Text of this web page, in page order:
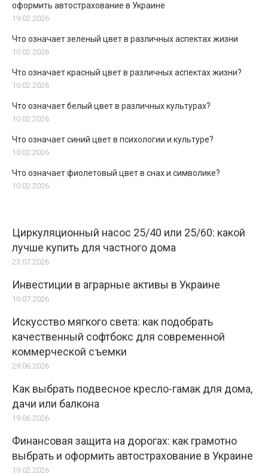
оформить автострахование в Украине
19.02.2026
Что означает зеленый цвет в различных аспектах жизни
10.02.2026
Что означает красный цвет в различных аспектах жизни?
10.02.2026
Что означает белый цвет в различных культурах?
10.02.2026
Что означает синий цвет в психологии и культуре?
10.02.2026
Что означает фиолетовый цвет в снах и символике?
10.02.2026
Циркуляционный насос 25/40 или 25/60: какой
лучше купить для частного дома
23.07.2026
Инвестиции в аграрные активы в Украине
10.07.2026
Искусство мягкого света: как подобрать
качественный софтбокс для современной
коммерческой съемки
29.06.2026
Как выбрать подвесное кресло-гамак для дома,
дачи или балкона
19.06.2026
Финансовая защита на дорогах: как грамотно
выбрать и оформить автострахование в Украине
19.02.2026